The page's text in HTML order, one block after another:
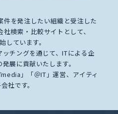
件を発注したい組織と受注した
検索・比較サイトとして、
しています。
チングを通じて、ITによる企
展に貢献いたします。
」「＠IT」運営、アイティ
社です。